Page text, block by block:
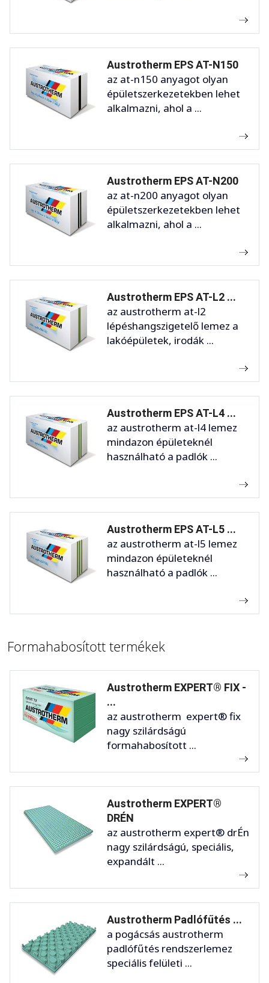
Austrotherm EPS AT-N150
az at-n150 anyagot olyan
épületszerkezetekben lehet
alkalmazni, ahol a ...
Austrotherm EPS AT-N200
az at-n200 anyagot olyan
épületszerkezetekben lehet
alkalmazni, ahol a ...
Austrotherm EPS AT-L2 ...
az austrotherm at-l2
lépéshangszigetelő lemez a
lakóépületek, irodák ...
Austrotherm EPS AT-L4 ...
az austrotherm at-l4 lemez
mindazon épületeknél
használható a padlók ...
Austrotherm EPS AT-L5 ...
az austrotherm at-l5 lemez
mindazon épületeknél
használható a padlók ...
Formahabosított termékek
Austrotherm EXPERT® FIX -
...
az austrotherm expert® fix
nagy szilárdságú
formahabosított ...
Austrotherm EXPERT®
DRÉN
az austrotherm expert® drÉn
nagy szilárdságú, speciális,
expandált ...
Austrotherm Padlófűtés ...
a pogácsás austrotherm
padlófűtés rendszerlemez
speciális felületi ...